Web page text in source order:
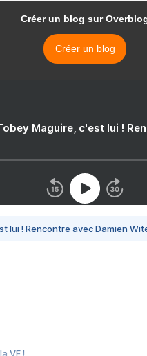
Créer un blog sur
Créer un blog
Maguire, c'est lui !
lui ! Rencontre avec Damien
VF !